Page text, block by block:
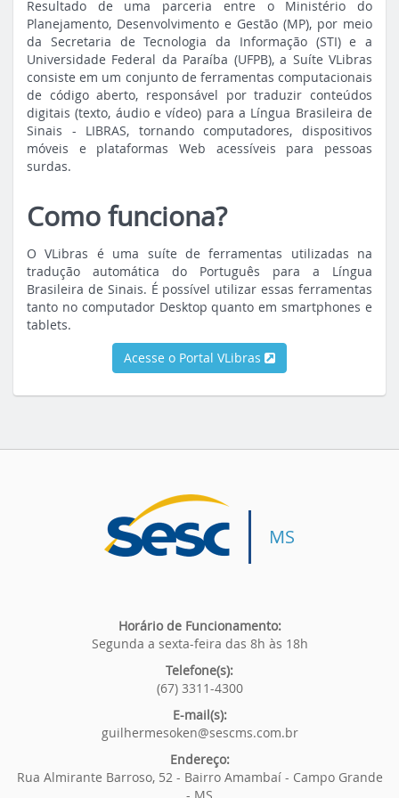
Resultado de uma parceria entre o Ministério do
Planejamento, Desenvolvimento e Gestão (MP), por meio
da Secretaria de Tecnologia da Informação (STI) e a
Universidade Federal da Paraíba (UFPB), a Suíte VLibras
consiste em um conjunto de ferramentas computacionais
de código aberto, responsável por traduzir conteúdos
digitais (texto, áudio e vídeo) para a Língua Brasileira de
Sinais - LIBRAS, tornando computadores, dispositivos
móveis e plataformas Web acessíveis para pessoas
surdas.
Como funciona?
O VLibras é uma suíte de ferramentas utilizadas na
tradução automática do Português para a Língua
Brasileira de Sinais. É possível utilizar essas ferramentas
tanto no computador Desktop quanto em smartphones e
tablets.
Acesse o Portal VLibras
MS
Horário de Funcionamento:
Segunda a sexta-feira das 8h às 18h
Telefone(s):
(67) 3311-4300
E-mail(s):
guilhermesoken@sescms.com.br
Endereço:
Rua Almirante Barroso, 52 - Bairro Amambaí - Campo Grande